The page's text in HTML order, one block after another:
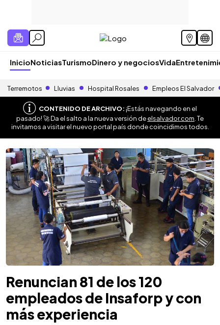
InicioNoticiasTurismoDinero y negociosVida
Terremotos Lluvias Hospital Rosales Empleos El Salvador
CONTENIDO DE ARCHIVO:¡Estás navegando en el
pasado! 🚀 Da el salto a la nueva versión deelsalvador.com . Te
invitamos a visitar el nuevo portal país donde coincidimos todos.
Renuncian 81 de los 120
empleados de Insaforp y con
más experiencia